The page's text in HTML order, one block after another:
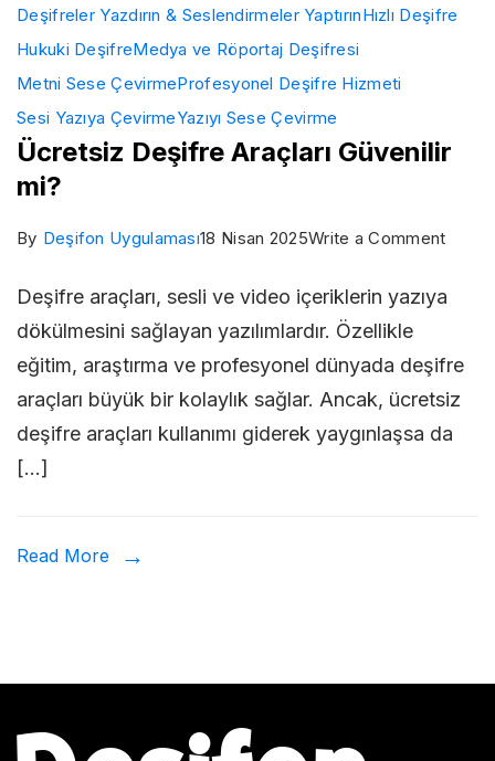
Deşifreler Yazdırın & Seslendirmeler YaptırınHızlı Deşifre
Hukuki DeşifreMedya ve Röportaj Deşifresi
Metni Sese ÇevirmeProfesyonel Deşifre Hizmeti
Sesi Yazıya ÇevirmeYazıyı Sese Çevirme
Ücretsiz Deşifre Araçları Güvenilir
mi?
By Deşifon Uygulaması18 Nisan 2025Write a Commenton
mi?
Deşifre araçları, sesli ve video içeriklerin yazıya
dökülmesini sağlayan yazılımlardır. Özellikle
eğitim, araştırma ve profesyonel dünyada deşifre
araçları büyük bir kolaylık sağlar. Ancak, ücretsiz
deşifre araçları kullanımı giderek yaygınlaşsa da
[…]
Read More